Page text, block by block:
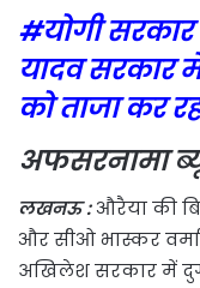
#योगी
यादव सरकार
को ताजा कर
अफसरनामा
लखनऊ :औरैया की
और सीओ भास्कर
अखिलेश सरकार में